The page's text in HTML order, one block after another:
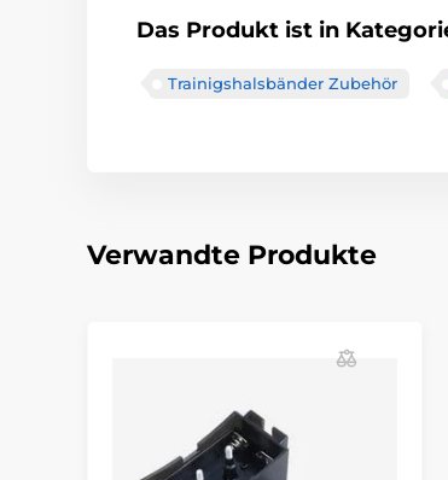
Das Produkt ist in
Trainigshalsbänder Zubehör
Verwandte Produkte